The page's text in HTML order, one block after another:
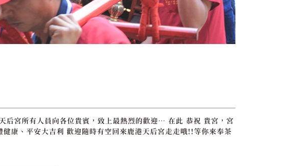
宮所有人員向各位貴賓，致上最熱烈的歡迎… 在此 恭祝 貴宮，宮
康、平安大吉利 歡迎隨時有空回來鹿港天后宮走走哦!!等你來奉茶